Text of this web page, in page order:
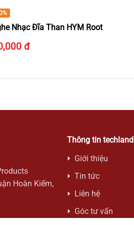
Đĩa Than HYM Root
đ
Hoàn Kiếm,
1,
Thông tin techland
Giới thiệu
Tin tức
Liên hệ
Góc tư vấn